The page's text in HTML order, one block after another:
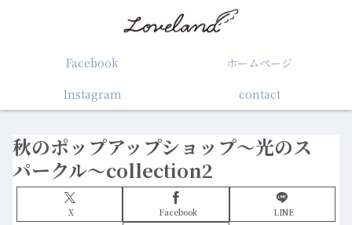
Facebook
ホームぺージ
Instagram
contact
秋のポップアップショップ～光のス
パークル～collection2
X Facebook LINE